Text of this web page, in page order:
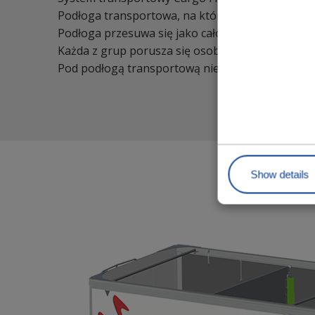
Show details
Podłoga transportowa, na której znajduje się
Podłoga przesuwa się jako całość w jednym
Każda z grup porusza się osobno: ładunek
Pod podłogą transportową nie ma żadnej innej